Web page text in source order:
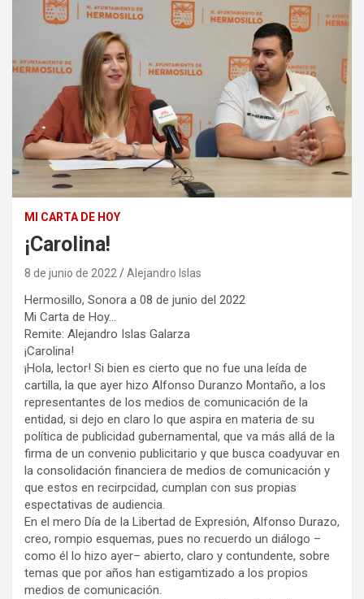
MI CARTA DE HOY
¡Carolina!
8 de junio de 2022 Alejandro Islas
Hermosillo, Sonora a 08 de junio del 2022
Mi Carta de Hoy…
Remite: Alejandro Islas Galarza
¡Carolina!
¡Hola, lector! Si bien es cierto que no fue una leída de
cartilla, la que ayer hizo Alfonso Duranzo Montaño, a los
representantes de los medios de comunicación de la
entidad, si dejo en claro lo que aspira en materia de su
política de publicidad gubernamental, que va más allá de la
firma de un convenio publicitario y que busca coadyuvar en
la consolidación financiera de medios de comunicación y
que estos en recirpcidad, cumplan con sus propias
espectativas de audiencia.
En el mero Día de la Libertad de Expresión, Alfonso Durazo,
creo, rompio esquemas, pues no recuerdo un diálogo –
como él lo hizo ayer– abierto, claro y contundente, sobre
temas que por años han estigamtizado a los propios
medios de comunicación.